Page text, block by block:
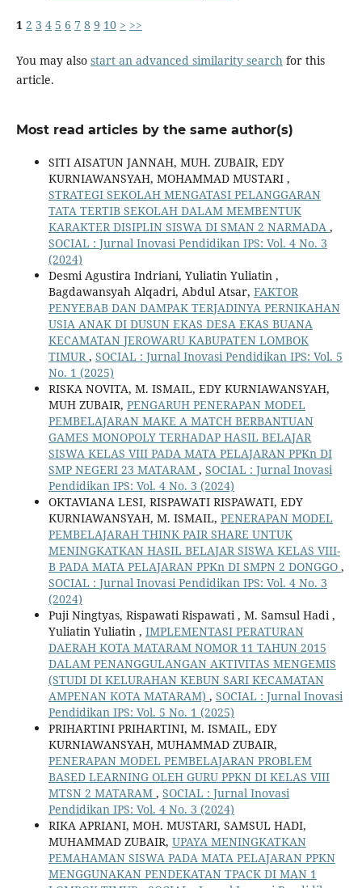
1 2 3 4 5 6 7 8 9 10 > >>
You may also start an advanced similarity searchfor this
article.
Most read articles by the same author(s)
SITI AISATUN JANNAH, MUH. ZUBAIR, EDY
KURNIAWANSYAH, MOHAMMAD MUSTARI ,
STRATEGI SEKOLAH MENGATASI PELANGGARAN
TATA TERTIB SEKOLAH DALAM MEMBENTUK
KARAKTER DISIPLIN SISWA DI SMAN 2 NARMADA ,
SOCIAL : Jurnal Inovasi Pendidikan IPS: Vol. 4 No. 3
(2024)
Desmi Agustira Indriani, Yuliatin Yuliatin ,
Bagdawansyah Alqadri, Abdul Atsar, FAKTOR
PENYEBAB DAN DAMPAK TERJADINYA PERNIKAHAN
USIA ANAK DI DUSUN EKAS DESA EKAS BUANA
KECAMATAN JEROWARU KABUPATEN LOMBOK
TIMUR, SOCIAL : Jurnal Inovasi Pendidikan IPS: Vol. 5
No. 1 (2025)
RISKA NOVITA, M. ISMAIL, EDY KURNIAWANSYAH,
MUH ZUBAIR, PENGARUH PENERAPAN MODEL
PEMBELAJARAN MAKE A MATCH BERBANTUAN
GAMES MONOPOLY TERHADAP HASIL BELAJAR
SISWA KELAS VIII PADA MATA PELAJARAN PPKn DI
SMP NEGERI 23 MATARAM , SOCIAL : Jurnal Inovasi
Pendidikan IPS: Vol. 4 No. 3 (2024)
OKTAVIANA LESI, RISPAWATI RISPAWATI, EDY
KURNIAWANSYAH, M. ISMAIL, PENERAPAN MODEL
PEMBELAJARAH THINK PAIR SHARE UNTUK
MENINGKATKAN HASIL BELAJAR SISWA KELAS VIII-
B PADA MATA PELAJARAN PPKn DI SMPN 2 DONGGO ,
SOCIAL : Jurnal Inovasi Pendidikan IPS: Vol. 4 No. 3
(2024)
Puji Ningtyas, Rispawati Rispawati , M. Samsul Hadi ,
Yuliatin Yuliatin , IMPLEMENTASI PERATURAN
DAERAH KOTA MATARAM NOMOR 11 TAHUN 2015
DALAM PENANGGULANGAN AKTIVITAS MENGEMIS
(STUDI DI KELURAHAN KEBUN SARI KECAMATAN
AMPENAN KOTA MATARAM) , SOCIAL : Jurnal Inovasi
Pendidikan IPS: Vol. 5 No. 1 (2025)
PRIHARTINI PRIHARTINI, M. ISMAIL, EDY
KURNIAWANSYAH, MUHAMMAD ZUBAIR,
PENERAPAN MODEL PEMBELAJARAN PROBLEM
BASED LEARNING OLEH GURU PPKN DI KELAS VIII
MTSN 2 MATARAM , SOCIAL : Jurnal Inovasi
Pendidikan IPS: Vol. 4 No. 3 (2024)
RIKA APRIANI, MOH. MUSTARI, SAMSUL HADI,
MUHAMMAD ZUBAIR, UPAYA MENINGKATKAN
PEMAHAMAN SISWA PADA MATA PELAJARAN PPKN
MENGGUNAKAN PENDEKATAN TPACK DI MAN 1